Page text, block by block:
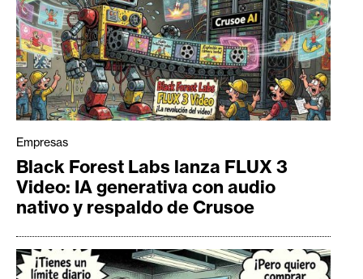
Empresas
Black Forest Labs lanza FLUX 3
Video: IA generativa con audio
nativo y respaldo de Crusoe